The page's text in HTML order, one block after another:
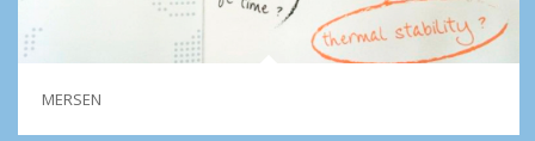
MERSEN